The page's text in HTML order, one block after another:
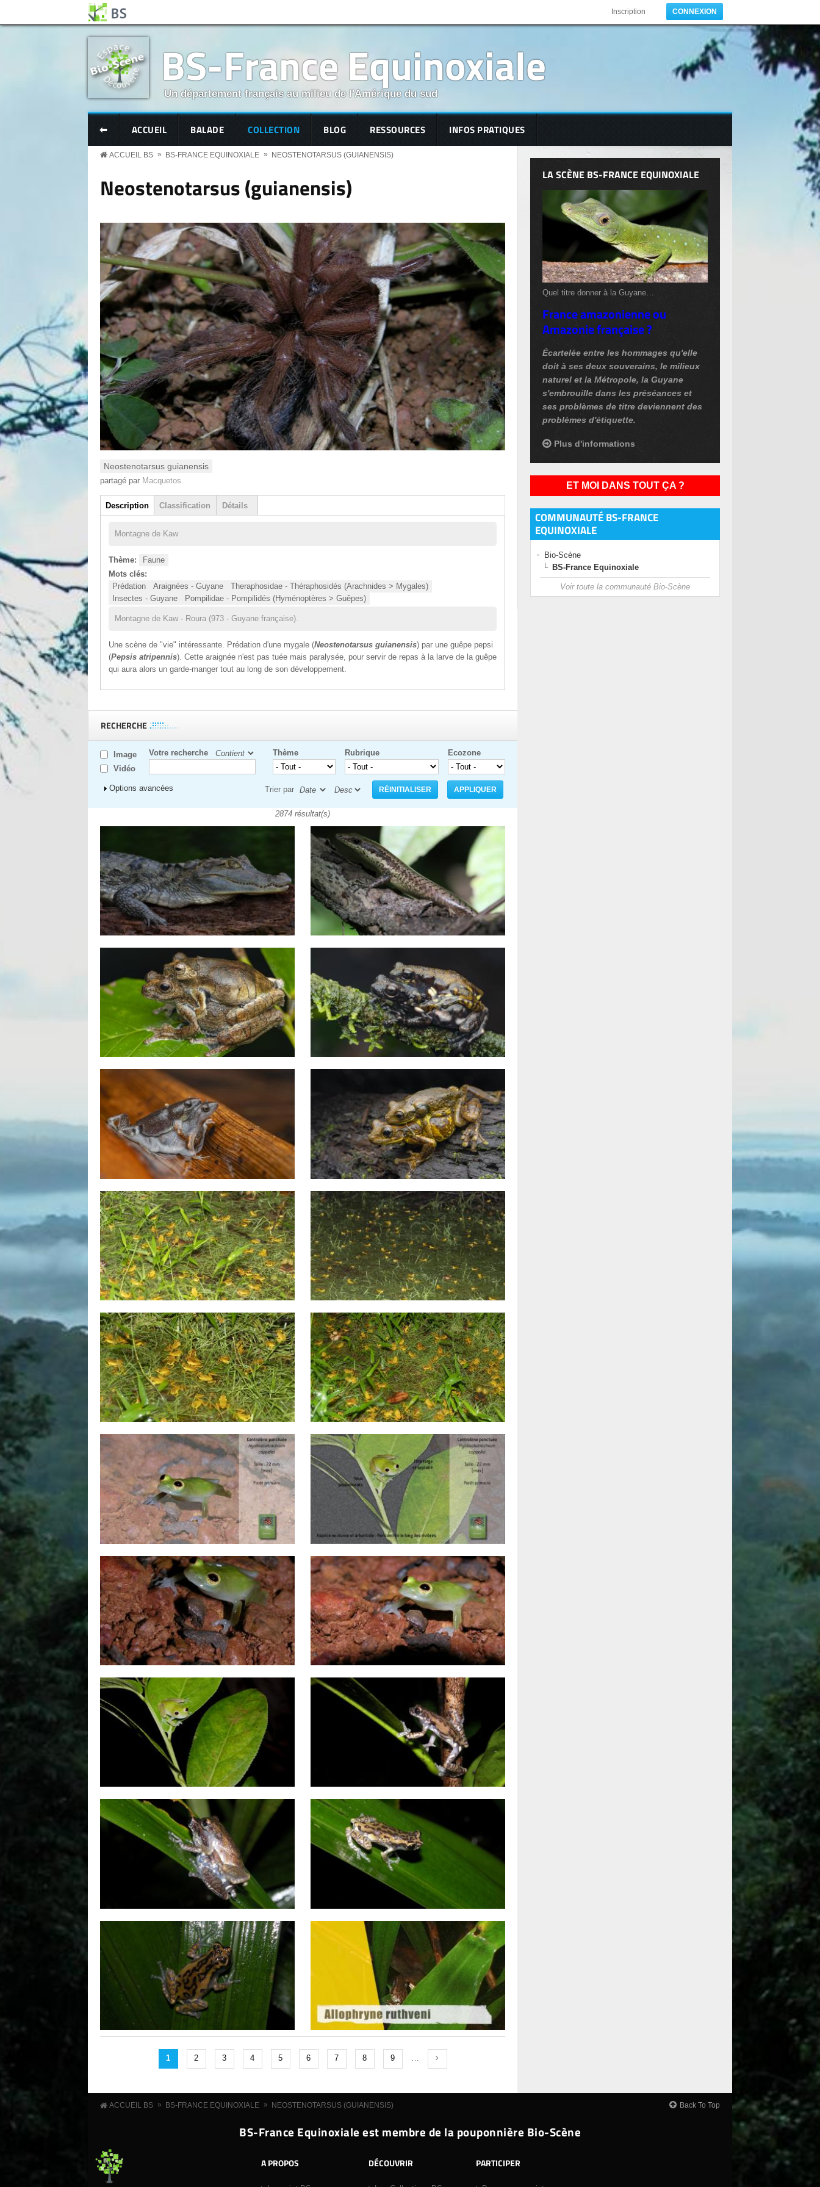
Aller au contenu principal
Inscription CONNEXION
BS-France Equinoxiale
Un département français au milieu de l'Amérique du sud
BS MENU
⬅ ACCUEIL BALADE COLLECTION BLOG RESSOURCES INFOS PRATIQUES
ACCUEIL BS » BS-FRANCE EQUINOXIALE » NEOSTENOTARSUS (GUIANENSIS)
Neostenotarsus (guianensis)
Neostenotarsus guianensis
partagé par Macquetos
Groupe
Description
(onglet actif)
Classification Détails
Montagne de Kaw
Thème:
Faune
Mots clés:
Prédation
Araignées - Guyane
Theraphosidae - Théraphosidés (Arachnides > Mygales)
Insectes - Guyane
Pompilidae - Pompilidés (Hyménoptères > Guêpes)
Montagne de Kaw - Roura (973 - Guyane française).
Une scène de "vie" intéressante. Prédation d'une mygale (Neostenotarsus guianensis) par une guêpe pepsi
(Pepsis atripennis). Cette araignée n'est pas tuée mais paralysée, pour servir de repas à la larve de la guêpe
qui aura alors un garde-manger tout au long de son développement.
RECHERCHE
Image
Vidéo
Votre recherche Ecozone
Rubrique
Thème
Afficher
Options avancées Trier par
2874 résultat(s)
Pages
1 2 3 4 5 6 7 8 9 …
LA SCÈNE BS-FRANCE EQUINOXIALE
Quel titre donner à la Guyane…
France amazonienne ou
Amazonie française ?
Écartelée entre les hommages qu'elle
doit à ses deux souverains, le milieux
naturel et la Métropole, la Guyane
s'embrouille dans les préséances et
ses problèmes de titre deviennent des
problèmes d'étiquette.
Plus d'informations
ET MOI DANS TOUT ÇA ?
COMMUNAUTÉ BS-FRANCE
EQUINOXIALE
Bio-Scène
BS-France Equinoxiale
Voir toute la communauté Bio-Scène
ACCUEIL BS » BS-FRANCE EQUINOXIALE » NEOSTENOTARSUS (GUIANENSIS) Back To Top
BS-France Equinoxiale est membre de la pouponnière Bio-Scène
A PROPOS DÉCOUVRIR PARTICIPER
Panneau de gestion des cookies